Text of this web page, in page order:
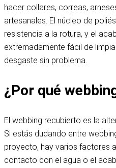
hacer collares, correas,
artesanales. El núcleo de
resistencia a la rotura, y el
extremadamente fácil de
desgaste sin problema.
¿Por qué
El webbing recubierto es la
Si estás dudando entre
proyecto, hay varios factores
contacto con el agua o el